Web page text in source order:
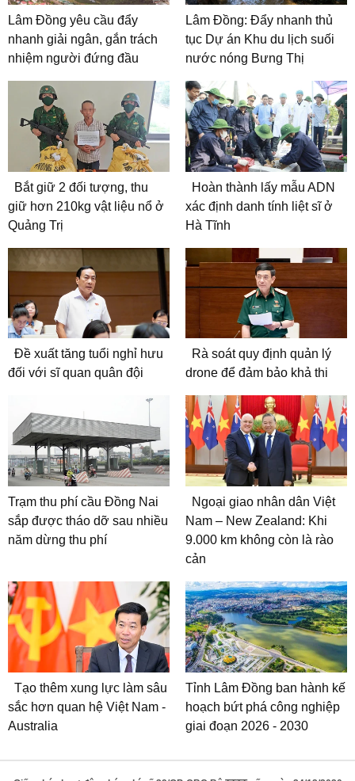
Lâm Đồng yêu cầu đẩy
nhanh giải ngân, gắn trách
nhiệm người đứng đầu
Lâm Đồng: Đẩy nhanh thủ
tục Dự án Khu du lịch suối
nước nóng Bưng Thị
Bắt giữ 2 đối tượng, thu
giữ hơn 210kg vật liệu nổ ở
Quảng Trị
Hoàn thành lấy mẫu ADN
xác định danh tính liệt sĩ ở
Hà Tĩnh
Đề xuất tăng tuổi nghỉ hưu
đối với sĩ quan quân đội
Rà soát quy định quản lý
drone để đảm bảo khả thi
Trạm thu phí cầu Đồng Nai
sắp được tháo dỡ sau nhiều
năm dừng thu phí
Ngoại giao nhân dân Việt
Nam – New Zealand: Khi
9.000 km không còn là rào
cản
Tạo thêm xung lực làm sâu
sắc hơn quan hệ Việt Nam -
Australia
Tỉnh Lâm Đồng ban hành kế
hoạch bứt phá công nghiệp
giai đoạn 2026 - 2030